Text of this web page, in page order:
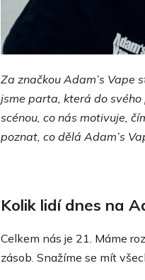
Za značkou Adam’s Vape
jsme parta, která do
scénou, co nás motivuje,
poznat, co dělá Adam’s
Kolik lidí dnes na
Celkem nás je 21. Máme
zásob. Snažíme se mít